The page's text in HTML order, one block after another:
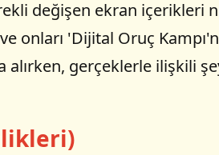
değişen ekran içerikleri
onları 'Dijital Oruç
alırken, gerçeklerle ilişkili